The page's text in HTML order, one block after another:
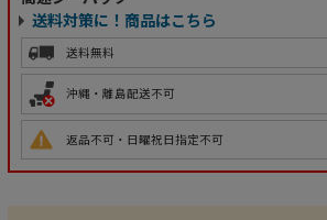
送料対策に！商品はこちら
送料無料
沖縄・離島配送不可
返品不可・日曜祝日指定不可